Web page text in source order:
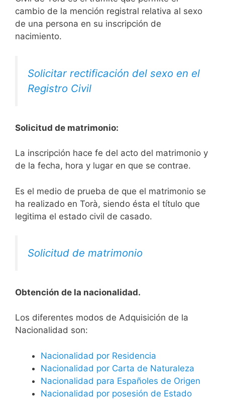
cambio de la mención registral relativa al sexo
de una persona en su inscripción de
nacimiento.
Solicitar rectificación del sexo en el
Registro Civil
Solicitud de matrimonio:
La inscripción hace fe del acto del matrimonio y
de la fecha, hora y lugar en que se contrae.
Es el medio de prueba de que el matrimonio se
ha realizado en Torà, siendo ésta el título que
legitima el estado civil de casado.
Solicitud de matrimonio
Obtención de la nacionalidad.
​​​Los diferentes modos de Adquisición de la
Nacionalidad son:
Nacionalidad por Residencia
Nacionalidad por Carta de Naturaleza
Nacionalidad para Españoles de Origen
Nacionalidad por posesión de Estado